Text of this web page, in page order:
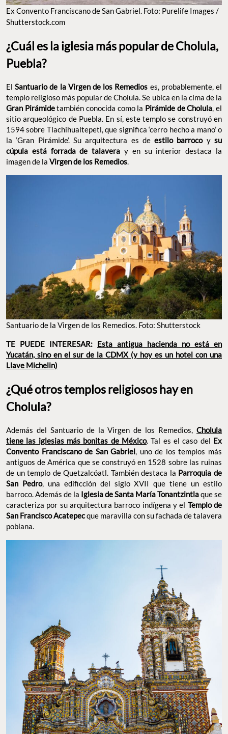
Ex Convento Franciscano de San Gabriel. Foto: Purelife Images /
Shutterstock.com
¿Cuál es la iglesia más popular de Cholula,
Puebla?
ElSantuario de la Virgen de los Remedios es, probablemente, el
templo religioso más popular de Cholula. Se ubica en la cima de la
Gran Pirámidetambién conocida como la Pirámide de Cholula, el
sitio arqueológico de Puebla. En sí, este templo se construyó en
1594 sobre Tlachihualtepetl, que significa ‘cerro hecho a mano’ o
la ‘Gran Pirámide’. Su arquitectura es deestilo barrocoysu
cúpula está forrada de talavera y en su interior destaca la
imagen de la Virgen de los Remedios.
Santuario de la Virgen de los Remedios. Foto: Shutterstock
TE PUEDE INTERESAR: Esta antigua hacienda no está en
Yucatán, sino en el sur de la CDMX (y hoy es un hotel con una
Llave Michelin)
¿Qué otros templos religiosos hay en
Cholula?
Además del Santuario de la Virgen de los Remedios, Cholula
tiene las iglesias más bonitas de México. Tal es el caso del Ex
Convento Franciscano de San Gabriel, uno de los templos más
antiguos de América que se construyó en 1528 sobre las ruinas
de un templo de Quetzalcóatl. También destaca la Parroquia de
San Pedro, una edificción del siglo XVII que tiene un estilo
barroco. Además de la Iglesia de Santa María Tonantzintlaque se
caracteriza por su arquitectura barroco indígena y el Templo de
San Francisco Acatepecque maravilla con su fachada de talavera
poblana.